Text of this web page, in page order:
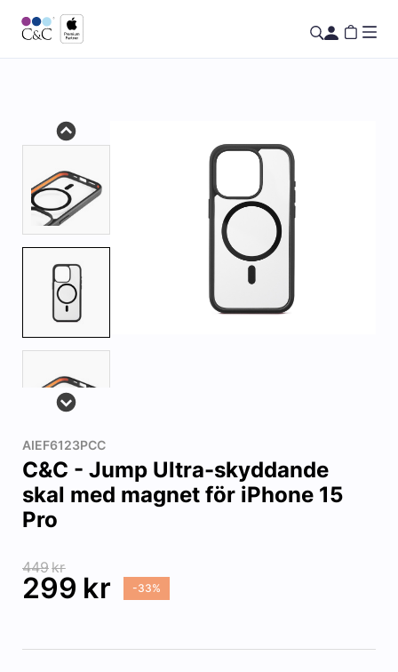
AIEF6123PCC
C&C - Jump Ultra-skyddande
skal med magnet för iPhone 15
Pro
449kr
299 kr -33%